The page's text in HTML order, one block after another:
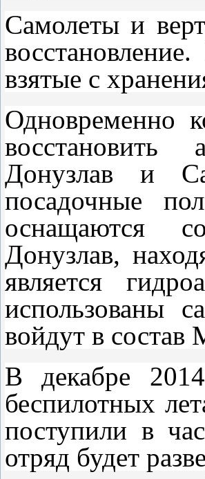
Самолеты и
взятые с
Одновременно
восстановить
Донузлав и
посадочные
оснащаются
Донузлав,
является
использованы
войдут в
В декабре
беспилотных
поступили в
отряд будет